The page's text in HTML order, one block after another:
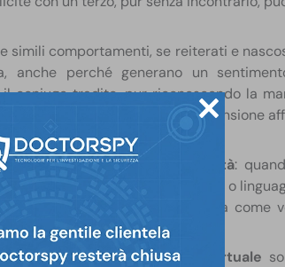
simili comportamenti, se reiterati e
anche perché generano un
il coniuge tradito, pur riconoscendo la
, proprio per la dimensione
è laprova dell’intenzionalità:
di incontri futuri, complicità o
semplici scambi frivoli, ma come
e la durata della relazione virtuale